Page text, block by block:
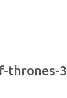
thrones-3